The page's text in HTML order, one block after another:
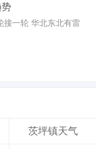
势
接一轮 华北东北有雷
茨坪镇天气